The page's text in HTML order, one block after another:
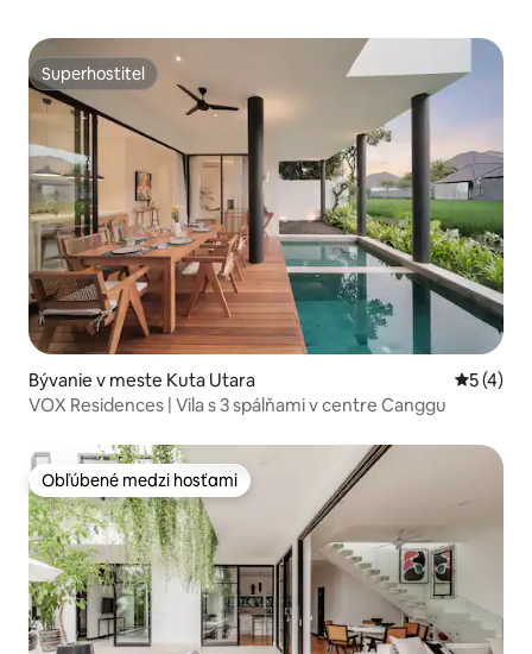
Superhostiteľ
Superhostiteľ
Bývanie v meste Kuta Utara
5 (4)
VOX Residences | Vila s 3 spálňami v centre Canggu
Obľúbené medzi hosťami
Obľúbené medzi hosťami